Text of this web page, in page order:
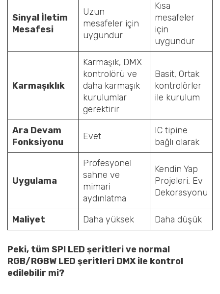
Sinyal İletim
Mesafesi
Uzun
mesafeler için
uygundur
Kısa
mesafeler
için
uygundur
Karmaşıklık
Karmaşık, DMX
kontrolörü ve
daha karmaşık
kurulumlar
gerektirir
Basit, Ortak
kontrolörler
ile kurulum
Ara Devam
Fonksiyonu
Evet
IC tipine
bağlı olarak
Uygulama
Profesyonel
sahne ve
mimari
aydınlatma
Kendin Yap
Projeleri, Ev
Dekorasyonu
Maliyet Daha yüksek Daha düşük
Peki, tüm SPI LED şeritleri ve normal
RGB/RGBW LED şeritleri DMX ile kontrol
edilebilir mi?